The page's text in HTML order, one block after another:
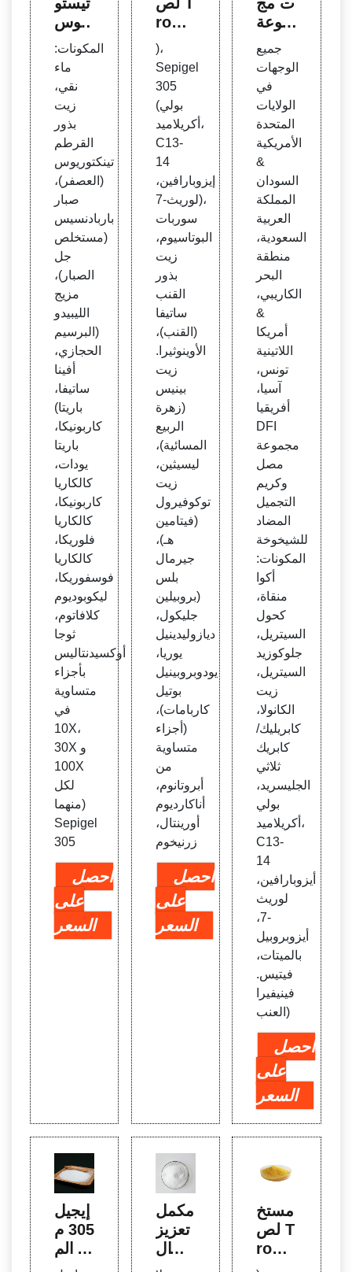
بوس
ت للر
جال -
هرمو
ن الت
ستو
ستيرو
ن لد
ى الذ
كور
المكونات:
ماء
نقي،
زيت
بذور
القرطم
تينكتوريوس
(العصفر)،
صبار
باربادنسيس
(مستخلص
جل
الصبار)،
مزيج
الليبيدو
(البرسيم
الحجازي،
أفينا
ساتيفا،
باريتا)
كاربونيكا،
باريتا
يودات،
كالكاريا
كاربونيكا،
كالكاريا
فلوريكا،
كالكاريا
فوسفوريكا،
ليكوبوديوم
كلافاتوم،
ثوجا
أوكسيدنتاليس
بأجزاء
متساوية
في
10X،
30X و
100X
لكل
منهما)
Sepigel
305
احصل
على
السعر
ropin
Gh C
reci
mien
to M
煤sc
ulo C
ulturi
smo
Hom
bre C
rema
Anti
)،
Sepigel
305
(بولي
أكريلاميد،
C13-
14
إيزوبارافين،
لوريث-7)،
سوربات
البوتاسيوم،
زيت
بذور
القنب
ساتيفا
(القنب)،
الأوينوثيرا.
زيت
بينيس
(زهرة
الربيع
المسائية)،
ليسيثين،
زيت
توكوفيرول
(فيتامين
هـ)،
جيرمال
بلس
(بروبيلين
جليكول،
ديازوليدينيل
يوريا،
يودوبروبينيل
بوتيل
كاربامات)،
(أجزاء
متساوية
من
أبروتانوم،
أناكارديوم
أورينتال،
زرنيخوم
احصل
على
السعر
موعة
ومص
ل الت
جميل
المضا
د للش
يخوخ
ة من
DFI
جميع
الوجهات
في
الولايات
المتحدة
الأمريكية
&
السودان
المملكة
العربية
السعودية،
منطقة
البحر
الكاريبي،
&
أمريكا
اللاتينية
تونس،
آسيا،
أفريقيا
DFI
مجموعة
مصل
وكريم
التجميل
المضاد
للشيخوخة
المكونات:
أكوا
منقاة،
كحول
السيتريل،
جلوكوزيد
السيتريل،
زيت
الكانولا،
كابريليك/
كابريك
ثلاثي
الجليسريد،
بولي
أكريلاميد،
C13-
14
أيزوبارافين،
لوريث
-7،
أيزوبروبيل
بالميتات،
فيتيس.
فينيفيرا
(العنب
احصل
على
السعر
إيجيل
305 م
ن الم
كونات
مكمل
تعزيز
نمو ال
عضلا
مستخ
لص T
ropin
Gh C